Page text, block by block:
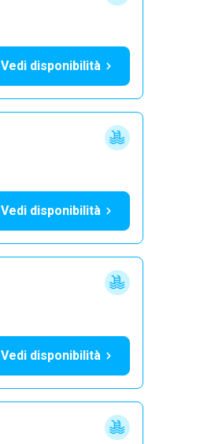
Vedi disponibilità
Vedi disponibilità
Vedi disponibilità